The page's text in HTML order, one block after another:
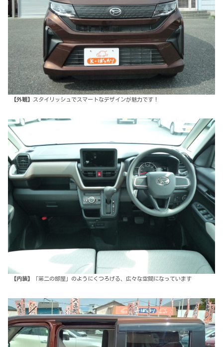
【外観】 スタイリッシュでスマートなデザインが魅力です！
【内装】 「第二の部屋」のようにくつろげる、広々な空間になっています